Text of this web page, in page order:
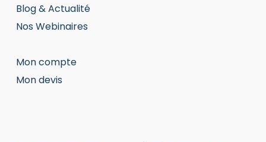
Blog & Actualité
Nos Webinaires
Mon compte
Mon devis